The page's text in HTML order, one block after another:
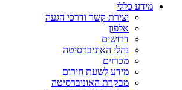
מידע כללי
יצירת קשר ודרכי הגעה
אלפון
דרושים
נהלי האוניברסיטה
מכרזים
מידע לשעת חירום
מבקרת האוניברסיטה